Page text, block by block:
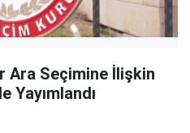
Ara Seçimine İlişkin
Yayımlandı